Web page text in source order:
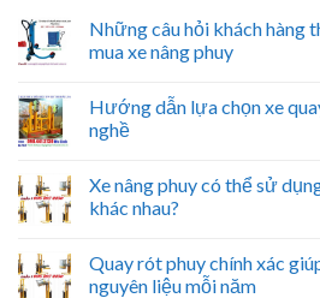
Những câu hỏi khách
mua xe nâng phuy
Hướng dẫn lựa chọn xe
nghề
Xe nâng phuy có thể sử
khác nhau?
Quay rót phuy chính xác
nguyên liệu mỗi năm